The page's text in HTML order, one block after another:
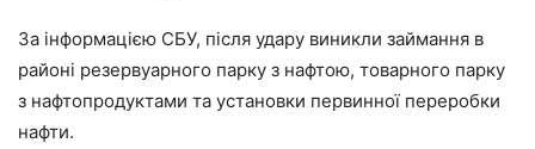
За інформацією СБУ, після удару виникли займання в
районі резервуарного парку з нафтою, товарного парку
з нафтопродуктами та установки первинної переробки
нафти.